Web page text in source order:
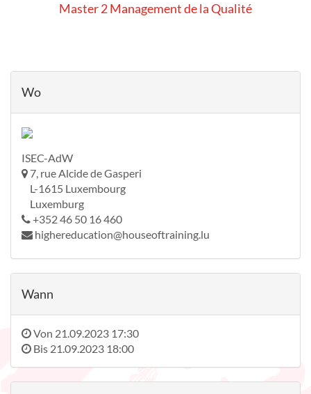
Master 2 Management de la Qualité
Wo
ISEC-AdW
7, rue Alcide de Gasperi
L-1615 Luxembourg
Luxemburg
+352 46 50 16 460
highereducation@houseoftraining.lu
Wann
Von 21.09.2023 17:30
Bis 21.09.2023 18:00